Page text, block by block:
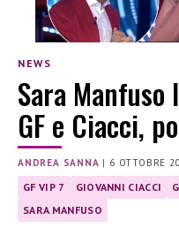
NEWS
Sara Manfuso
GF e Ciacci,
ANDREA SANNA | 6 OTTOBRE
GF VIP 7 GIOVANNI CIACCI
SARA MANFUSO